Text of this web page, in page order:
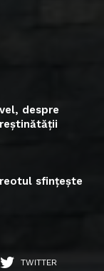
despre
sfințește
TWITTER